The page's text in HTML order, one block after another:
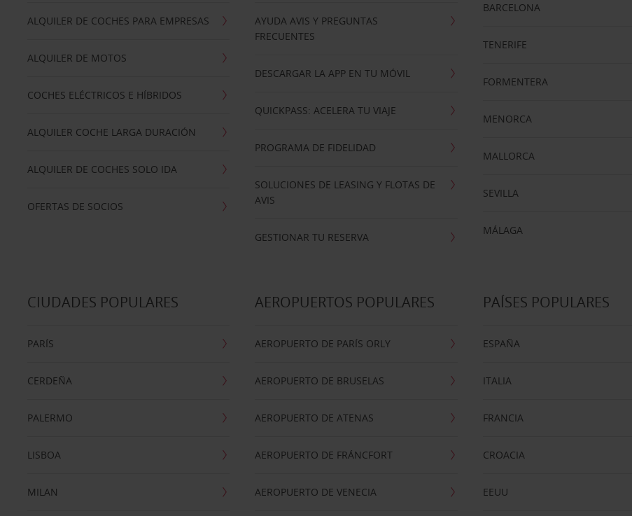
ALQUILER DE COCHES PARA EMPRESAS
ALQUILER DE MOTOS
COCHES ELÉCTRICOS E HÍBRIDOS
ALQUILER COCHE LARGA DURACIÓN
ALQUILER DE COCHES SOLO IDA
OFERTAS DE SOCIOS
AYUDA AVIS Y PREGUNTAS
FRECUENTES
DESCARGAR LA APP EN TU MÓVIL
QUICKPASS: ACELERA TU VIAJE
PROGRAMA DE FIDELIDAD
SOLUCIONES DE LEASING Y FLOTAS DE
AVIS
GESTIONAR TU RESERVA
BARCELONA
TENERIFE
FORMENTERA
MENORCA
MALLORCA
SEVILLA
MÁLAGA
CIUDADES POPULARES
PARÍS
CERDEÑA
PALERMO
LISBOA
MILAN
AEROPUERTOS POPULARES
AEROPUERTO DE PARÍS ORLY
AEROPUERTO DE BRUSELAS
AEROPUERTO DE ATENAS
AEROPUERTO DE FRÁNCFORT
AEROPUERTO DE VENECIA
PAÍSES POPULARES
ESPAÑA
ITALIA
FRANCIA
CROACIA
EEUU